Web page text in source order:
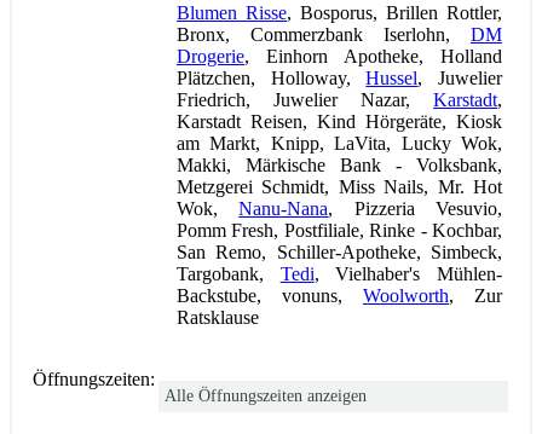
Blumen Risse, Bosporus, Brillen Rottler,
Bronx, Commerzbank Iserlohn, DM
Drogerie, Einhorn Apotheke, Holland
Plätzchen, Holloway,Hussel, Juwelier
Friedrich, Juwelier Nazar, Karstadt,
Karstadt Reisen, Kind Hörgeräte, Kiosk
am Markt, Knipp, LaVita, Lucky Wok,
Makki, Märkische Bank - Volksbank,
Metzgerei Schmidt, Miss Nails, Mr. Hot
Wok,Nanu-Nana, Pizzeria Vesuvio,
Pomm Fresh, Postfiliale, Rinke - Kochbar,
San Remo, Schiller-Apotheke, Simbeck,
Targobank, Tedi, Vielhaber's Mühlen-
Backstube, vonuns, Woolworth, Zur
Ratsklause
Öffnungszeiten:
Alle Öffnungszeiten anzeigen